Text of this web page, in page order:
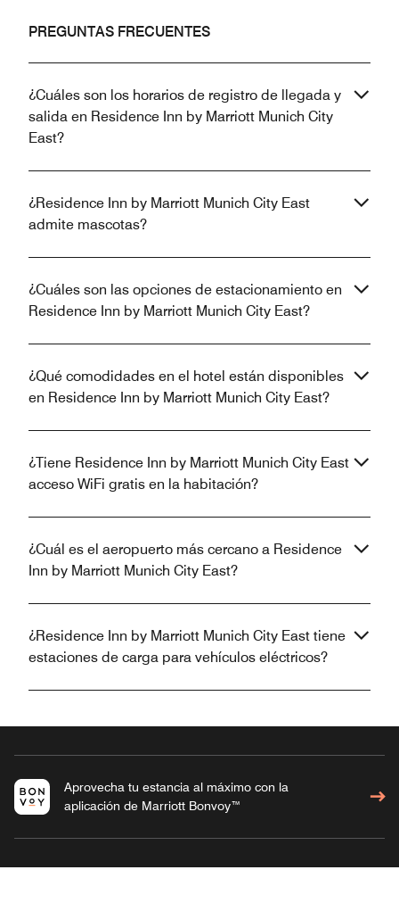
PREGUNTAS FRECUENTES
¿Cuáles son los horarios de registro de llegada y
salida en Residence Inn by Marriott Munich City
East?
¿Residence Inn by Marriott Munich City East
admite mascotas?
¿Cuáles son las opciones de estacionamiento en
Residence Inn by Marriott Munich City East?
¿Qué comodidades en el hotel están disponibles
en Residence Inn by Marriott Munich City East?
¿Tiene Residence Inn by Marriott Munich City East
acceso WiFi gratis en la habitación?
¿Cuál es el aeropuerto más cercano a Residence
Inn by Marriott Munich City East?
¿Residence Inn by Marriott Munich City East tiene
estaciones de carga para vehículos eléctricos?
Aprovecha tu estancia al máximo con la
aplicación de Marriott Bonvoy™